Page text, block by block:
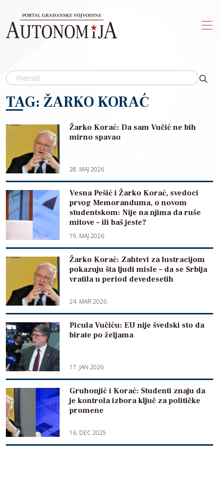
TAG: ŽARKO KORAĆ
Žarko Korać: Da sam Vučić ne bih
mirno spavao
28. MAJ 2026
Vesna Pešić i Žarko Korać, svedoci
prvog Memoranduma, o novom
studentskom: Nije na njima da ruše
mitove – ili baš jeste?
19. MAJ 2026
Žarko Korać: Zahtevi za lustracijom
pokazuju šta ljudi misle – da se Srbija
vratila u period devedesetih
24. MAR 2026
Picula Vučiću: EU nije švedski sto da
birate po željama
17. JAN 2026
Gruhonjić i Korać: Studenti znaju da
je kontrola izbora ključ za političke
promene
16. DEC 2025